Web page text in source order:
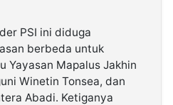
PSI ini diduga
berbeda untuk
Yayasan Mapalus Jakhin
Winetin Tonsea, dan
Abadi. Ketiganya